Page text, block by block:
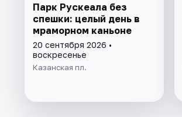
Парк Рускеала без
спешки: целый день в
мраморном каньоне
20 сентября 2026 •
воскресенье
Казанская пл.